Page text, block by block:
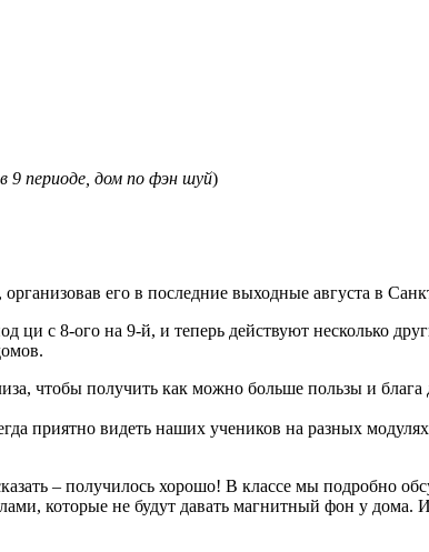
9 периоде, дом по фэн шуй)
его в последние выходные августа в
ци с 8-ого на 9-й, и теперь действуют несколько
чтобы получить как можно больше пользы и блага
приятно видеть наших учеников на разных
– получилось хорошо! В классе мы подробно
которые не будут давать магнитный фон у